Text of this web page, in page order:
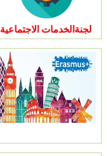
لجنةالخدمات الاجتماعية